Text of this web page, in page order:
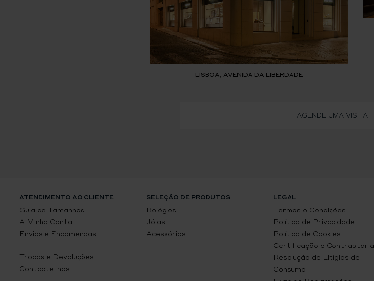
LISBOA, AVENIDA DA LIBERDADE
AGENDE UMA VISITA
ATENDIMENTO AO CLIENTE
Guia de Tamanhos
A Minha Conta
Envios e Encomendas
Trocas e Devoluções
Contacte-nos
SELEÇÃO DE PRODUTOS
Relógios
Jóias
Acessórios
LEGAL
Termos e Condições
Política de Privacidade
Política de Cookies
Certificação e Contrastaria
Resolução de Litígios de
Consumo